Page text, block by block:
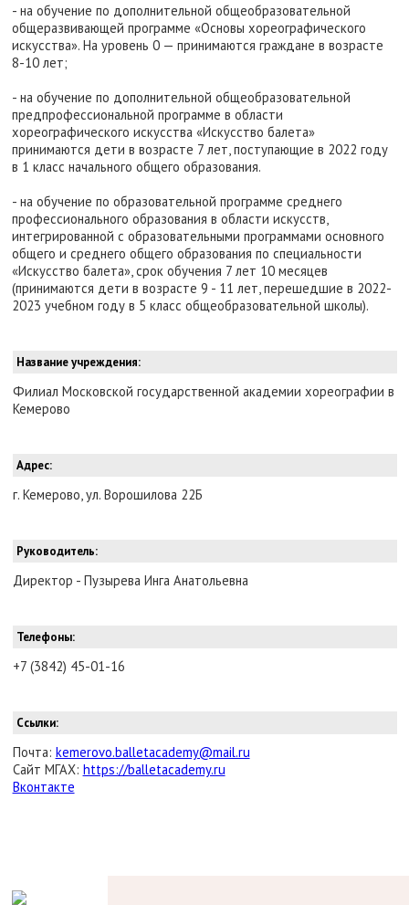
- на обучение по дополнительной общеобразовательной
общеразвивающей программе «Основы хореографического
искусства». На уровень 0 — принимаются граждане в возрасте
8-10 лет;
- на обучение по дополнительной общеобразовательной
предпрофессиональной программе в области
хореографического искусства «Искусство балета»
принимаются дети в возрасте 7 лет, поступающие в 2022 году
в 1 класс начального общего образования.
- на обучение по образовательной программе среднего
профессионального образования в области искусств,
интегрированной с образовательными программами основного
общего и среднего общего образования по специальности
«Искусство балета», срок обучения 7 лет 10 месяцев
(принимаются дети в возрасте 9 - 11 лет, перешедшие в 2022-
2023 учебном году в 5 класс общеобразовательной школы).
Название учреждения:
Филиал Московской государственной академии хореографии в
Кемерово
Адрес:
г. Кемерово, ул. Ворошилова 22Б
Руководитель:
Директор - Пузырева Инга Анатольевна
Телефоны:
+7 (3842) 45-01-16
Ссылки:
Почта: kemerovo.balletacademy@mail.ru
Сайт МГАХ: https://balletacademy.ru
Вконтакте